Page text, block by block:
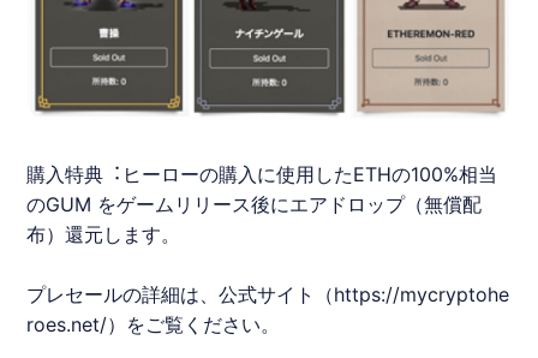
購⼊特典︓ヒーローの購⼊に使⽤したETHの100%相当
のGUM をゲームリリース後にエアドロップ（無償配
布）還元します。
プレセールの詳細は、公式サイト（https://mycryptohe
roes.net/）をご覧ください。